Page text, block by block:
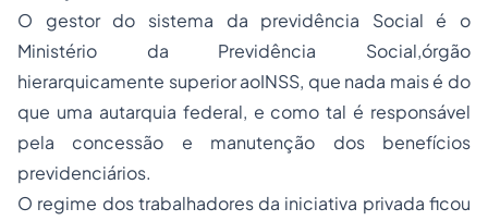
O gestor do sistema da previdência Social é o
Ministério da Previdência Social,órgão
hierarquicamente superior aoINSS, que nada mais é do
que uma autarquia federal, e como tal é responsável
pela concessão e manutenção dos benefícios
previdenciários.
O regime dos trabalhadores da iniciativa privada ficou